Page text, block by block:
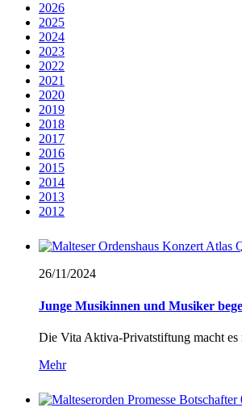
2026
2025
2024
2023
2022
2021
2020
2019
2018
2017
2016
2015
2014
2013
2012
26/11/2024
Junge Musikinnen und Musiker
Die Vita Aktiva-Privatstiftung macht
Mehr